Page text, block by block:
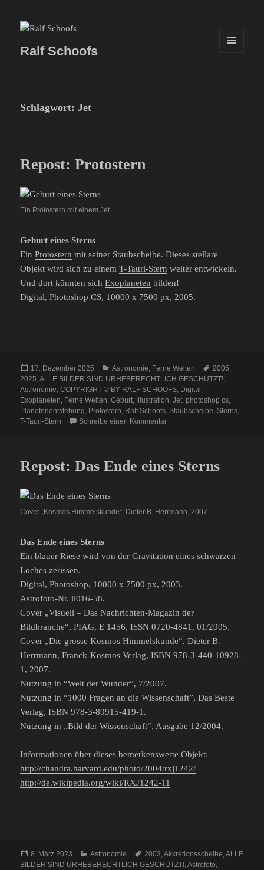
Ralf Schoofs
Schlagwort:Jet
Repost: Protostern
Ein Protostern mit einem Jet.
Geburt eines Sterns
EinProtostern mit seiner Staubscheibe. Dieses stellare
Objekt wird sich zu einemT-Tauri-Stern weiter entwickeln.
Und dort könnten sichExoplaneten bilden!
Digital, Photoshop CS, 10000 x 7500 px, 2005.
Veröffentlicht
am
17. Dezember 2025 Kategorien
Astronomie Ferne Welten Schlagwörter
2005
2025 ,ALLE BILDER SIND URHEBERECHTLICH GESCHÜTZT!
Astronomie ,COPYRIGHT © BY RALF SCHOOFS Digital
Exoplaneten Ferne Welten ,Geburt Illustration ,Jet photoshop cs
Planetenentstehung Protostern Ralf Schoofs Staubscheibe Sterns
T-Tauri-Stern
Schreibe einen Kommentarzu Repost: Protostern
Repost: Das Ende eines Sterns
Cover „Kosmos Himmelskunde“, Dieter B. Herrmann, 2007.
Das Ende eines Sterns
Ein blauer Riese wird von der Gravitation eines schwarzen
Loches zerissen.
Digital, Photoshop, 10000 x 7500 px, 2003.
Astrofoto-Nr. il016-58.
Cover „Visuell – Das Nachrichten-Magazin der
Bildbranche“, PIAG, E 1456, ISSN 0720-4841, 01/2005.
Cover „Die grosse Kosmos Himmelskunde“, Dieter B.
Herrmann, Franck-Kosmos Verlag, ISBN 978-3-440-10928-
1, 2007.
Nutzung in “Welt der Wunder”, 7/2007.
Nutzung in “1000 Fragen an die Wissenschaft”, Das Beste
Verlag, ISBN 978-3-89915-419-1.
Nutzung in „Bild der Wissenschaft“, Ausgabe 12/2004.
Informationen über dieses bemerkenswerte Objekt:
http://chandra.harvard.edu/photo/2004/rxj1242/
http://de.wikipedia.org/wiki/RXJ1242-11
Veröffentlicht
am
8. März 2023 Kategorien
Astronomie Schlagwörter
2003,Akkretionsscheibe,ALLE
BILDER SIND URHEBERECHTLICH GESCHÜTZT!,Astrofoto,